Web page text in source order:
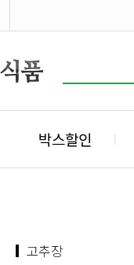
박스할인
고추장